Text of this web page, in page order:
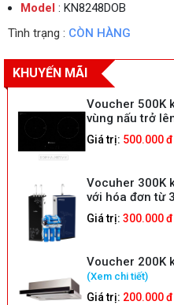
Model : KN8248DOB
Tình trạng : CÒN HÀNG
KHUYẾN MÃI
Vocuher 300K
với hóa đơn từ
Giá trị: 300.000 đ
Voucher 500K
vùng nấu trở
Giá trị: 500.000 đ
Voucher 200K
(Xem chi tiết)
Giá trị: 200.000 đ